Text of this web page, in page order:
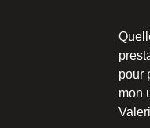
pour
mon